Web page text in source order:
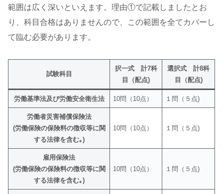
範囲は広く深いといえます。理由①で記載しましたとお
り、科目合格はありませんので、この範囲を全てカバーし
て臨む必要があります。
試験科目
択一式 計7科
目（配点)
選択式 計8科
目（配点)
労働基準法及び労働安全衛生法 10問（10点） １問（５点)
労働者災害補償保険法
(労働保険の保険料の徴収等に関
する法律を含む｡)
10問（10点） １問（５点)
雇用保険法
(労働保険の保険料の徴収等に関
する法律を含む｡)
10問（10点） １問（５点)